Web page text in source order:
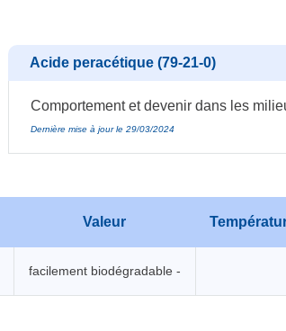
Acide peracétique (79-21-0)
Comportement et devenir dans les
Dernière mise à jour le 29/03/2024
Valeur
facilement biodégradable -